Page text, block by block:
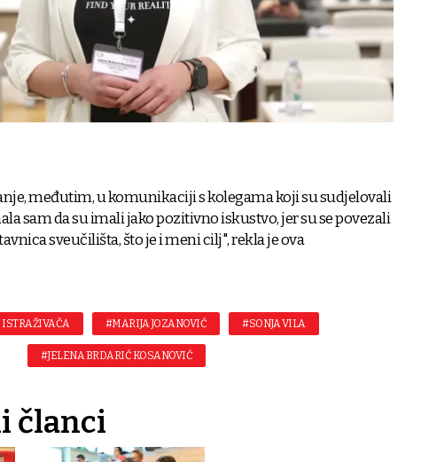
međutim, u komunikaciji s kolegama koji su sudjelovali
sam da su imali jako pozitivno iskustvo, jer su se povezali
sveučilišta, što je i meni cilj", rekla je ova
#MARIJA JOZANOVIĆ #SONJA VILA
#JELENA BRDARIĆ KOSANOVIĆ
članci